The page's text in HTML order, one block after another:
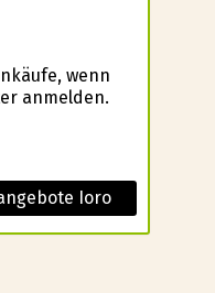
wenn
anmelden.
Ioro